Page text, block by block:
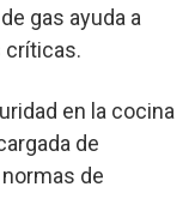
gas ayuda a
críticas.
en la cocina
de
de